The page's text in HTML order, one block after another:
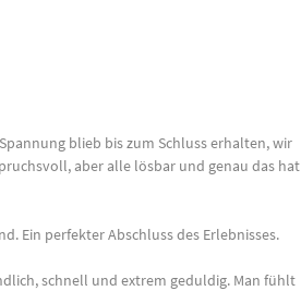
blieb bis zum Schluss erhalten, wir
aber alle lösbar und genau das hat
Ein perfekter Abschluss des Erlebnisses.
schnell und extrem geduldig. Man fühlt